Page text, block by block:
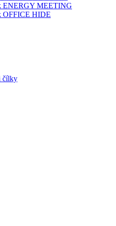
ENERGY MEETING
OFFICE HIDE
čílky